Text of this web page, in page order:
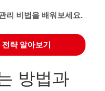
리 비법을 배워보세요.
략 알아보기
방법과